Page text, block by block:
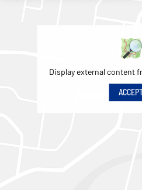
Display external content